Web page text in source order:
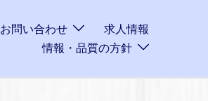
お問い合わせ
求人情報
情報・品質の方針